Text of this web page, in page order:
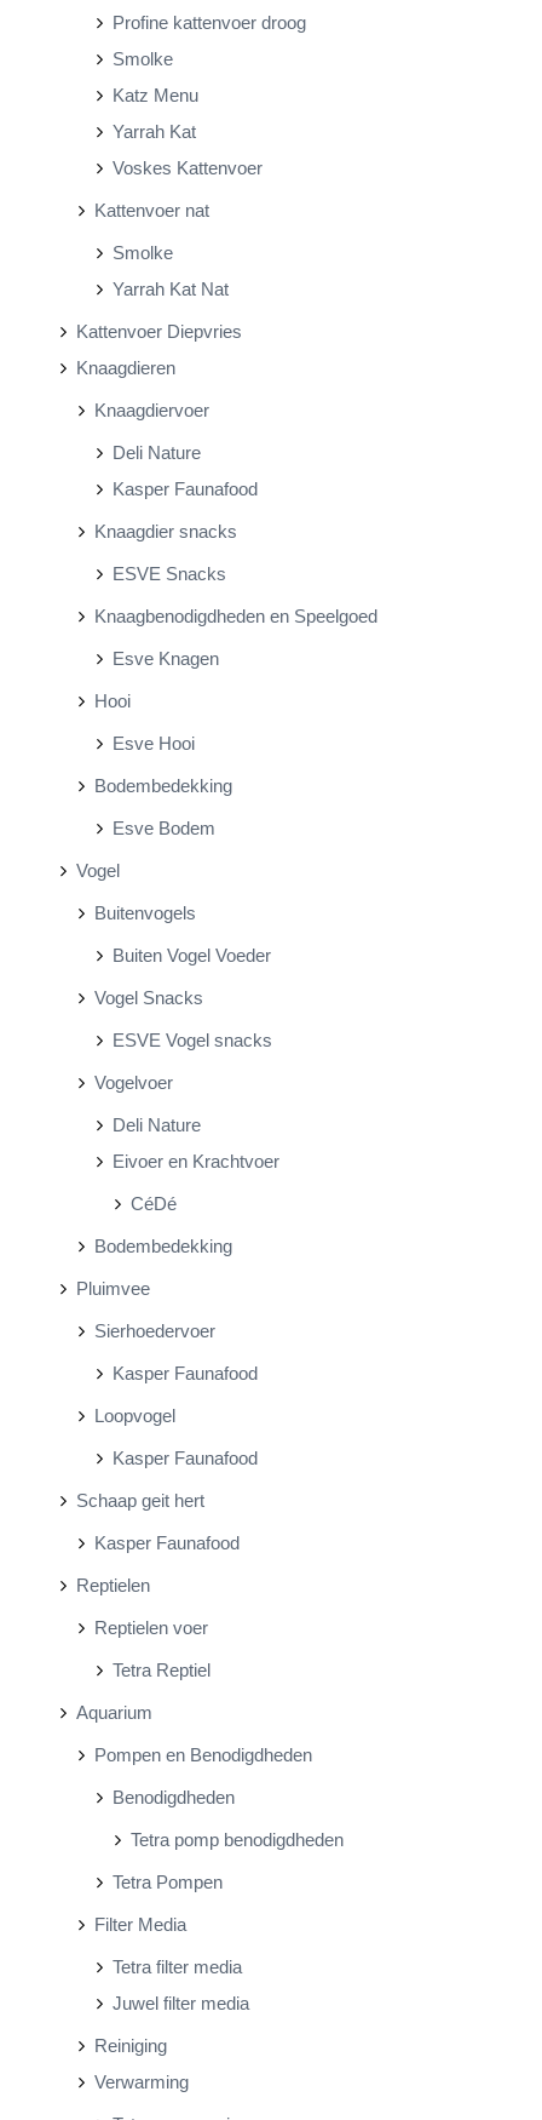
Profine kattenvoer droog
Smolke
Katz Menu
Yarrah Kat
Voskes Kattenvoer
Kattenvoer nat
Smolke
Yarrah Kat Nat
Kattenvoer Diepvries
Knaagdieren
Knaagdiervoer
Deli Nature
Kasper Faunafood
Knaagdier snacks
ESVE Snacks
Knaagbenodigdheden en Speelgoed
Esve Knagen
Hooi
Esve Hooi
Bodembedekking
Esve Bodem
Vogel
Buitenvogels
Buiten Vogel Voeder
Vogel Snacks
ESVE Vogel snacks
Vogelvoer
Deli Nature
Eivoer en Krachtvoer
CéDé
Bodembedekking
Pluimvee
Sierhoedervoer
Kasper Faunafood
Loopvogel
Kasper Faunafood
Schaap geit hert
Kasper Faunafood
Reptielen
Reptielen voer
Tetra Reptiel
Aquarium
Pompen en Benodigdheden
Benodigdheden
Tetra pomp benodigdheden
Tetra Pompen
Filter Media
Tetra filter media
Juwel filter media
Reiniging
Verwarming